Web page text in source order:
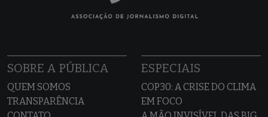
SOBRE A PÚBLICA
QUEM SOMOS
TRANSPARÊNCIA
ESPECIAIS
COP30: A CRISE DO CLIMA
EM FOCO